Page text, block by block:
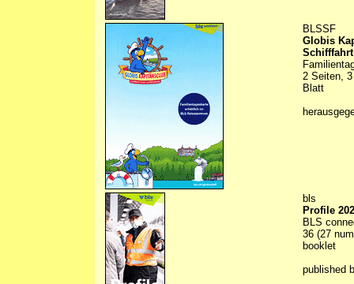
BLSSF
Globis
2 Seiten,
Blatt
bls
Profile
BLS
36 (27
booklet
published